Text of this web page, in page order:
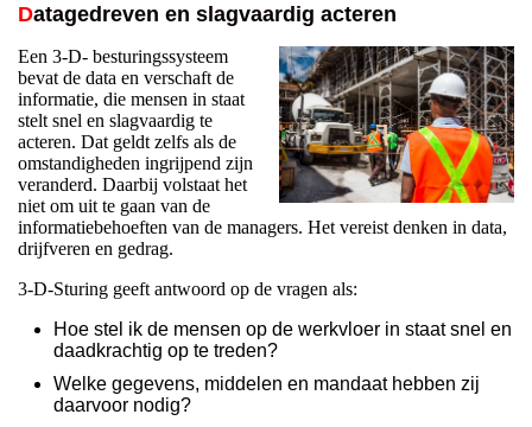
Datagedreven en s lagvaardig acteren
Een 3-D- besturingssysteem
bevat de data en verschaft de
informatie, die mensen in staat
stelt snel en slagvaardig te
acteren. Dat geldt zelfs als de
omstandigheden ingrijpend zijn
veranderd. Daarbij volstaat het
niet om uit te gaan van de
informatiebehoeften van de managers. Het vereist denken in data,
drijfveren en gedrag.
3-D-Sturing geeft antwoord op de vragen als:
Hoe stel ik de mensen op de werkvloer in staat snel en
daadkrachtig op te treden?
Welke gegevens, middelen en mandaat hebben zij
daarvoor nodig?